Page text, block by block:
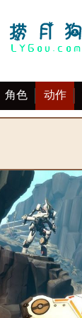
角色 动作